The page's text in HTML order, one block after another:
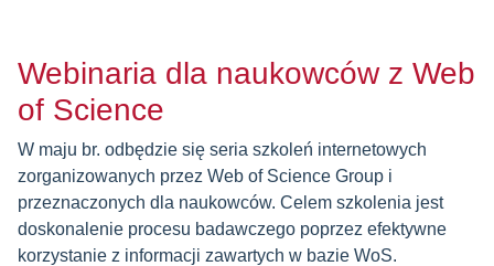
Webinaria dla naukowców z Web
of Science
W maju br. odbędzie się seria szkoleń internetowych
zorganizowanych przez Web of Science Group i
przeznaczonych dla naukowców. Celem szkolenia jest
doskonalenie procesu badawczego poprzez efektywne
korzystanie z informacji zawartych w bazie WoS.